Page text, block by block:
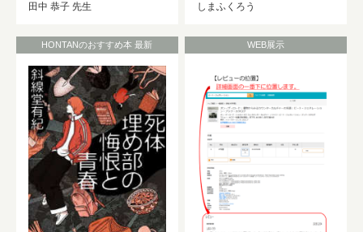
Westlaw Japan 判例・法令関係データベ
ーストライアルのお知らせ（9/30まで）
NEW!
2026年6月30日 お知らせ
2025年度 修士論文及び卒業論文の利用
開始について
NEW!
田中 恭子 先生 しまふくろう
HONTANのおすすめ本 最新 WEB展示